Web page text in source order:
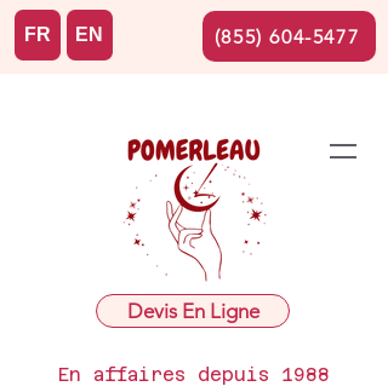
Devis En Ligne
En affaires depuis 1988
FR EN (855) 604-5477